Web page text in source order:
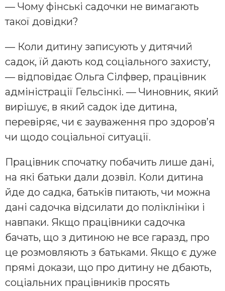
— Чому фінські садочки не вимагають
такої довідки?
— Коли дитину записують у дитячий
садок, їй дають код соціального захисту,
— відповідає Ольга Сілфвер, працівник
адміністрації Гельсінкі. — Чиновник, який
вирішує, в який садок іде дитина,
перевіряє, чи є зауваження про здоров’я
чи щодо соціальної ситуації.
Працівник спочатку побачить лише дані,
на які батьки дали дозвіл. Коли дитина
йде до садка, батьків питають, чи можна
дані садочка відсилати до поліклініки і
навпаки. Якщо працівники садочка
бачать, що з дитиною не все гаразд, про
це розмовляють з батьками. Якщо є дуже
прямі докази, що про дитину не дбають,
соціальних працівників просять